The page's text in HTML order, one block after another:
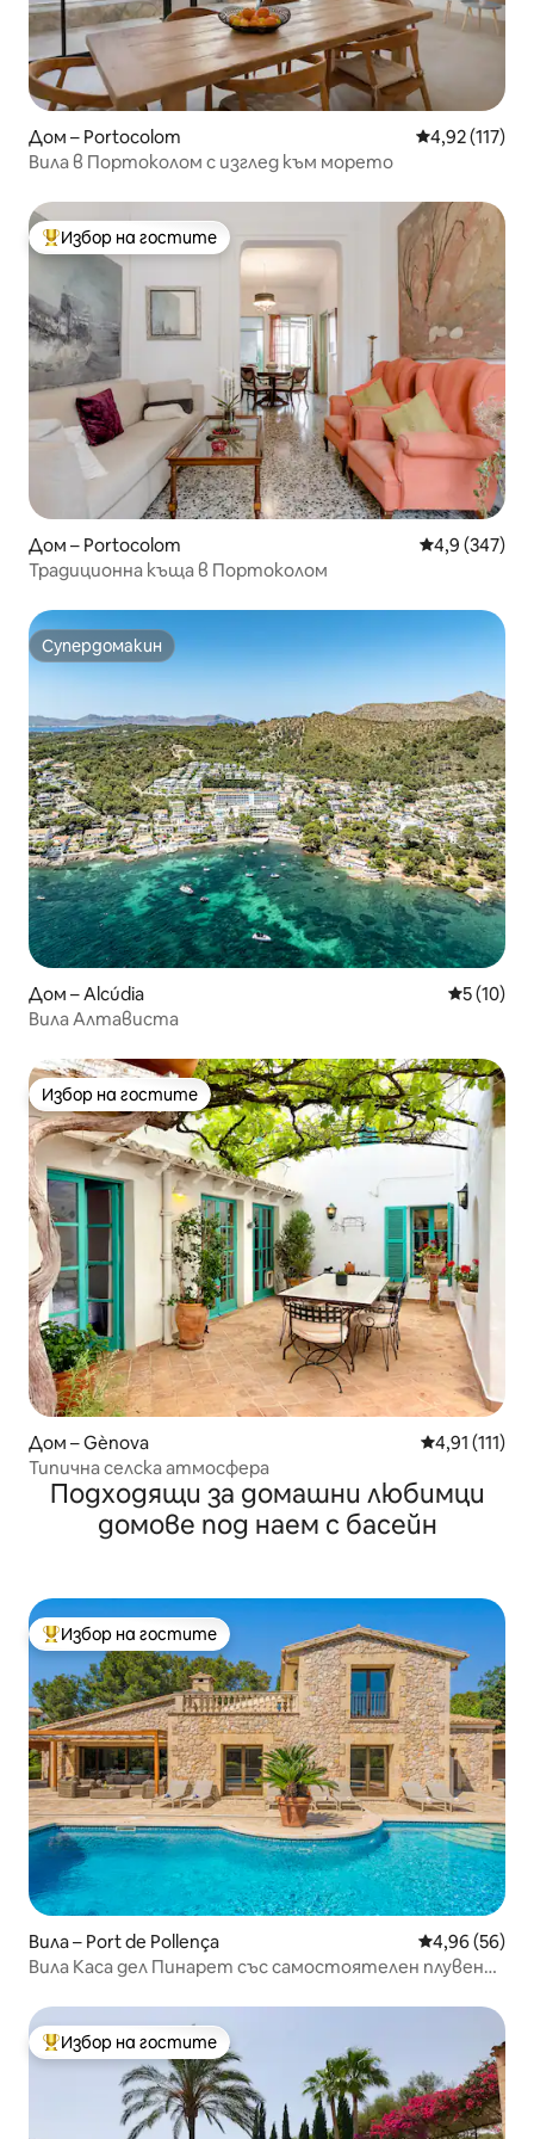
Дом – Portocolom Средна
4,92 (117)
Вила в Портоколом с изглед към морето
Най-популярен избор на гостите
Избор на гостите
Дом – Portocolom Средна
4,9 (347)
Традиционна къща в Портоколом
Супердомакин
Супердомакин
Дом – Alcúdia Средна
5 (10)
Вила Алтависта
Избор на гостите
Избор на гостите
Дом – Gènova Средна
4,91 (111)
Типична селска атмосфера
Подходящи за домашни любимци
домове под наем с басейн
Най-популярен избор на гостите
Избор на гостите
Вила – Port de Pollença Средна
4,96 (56)
Вила Каса дел Пинарет със самостоятелен плувен
Най-популярен избор на гостите
Избор на гостите